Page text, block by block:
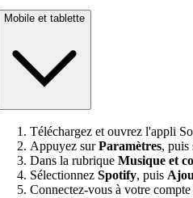
Mobile et tablette
Téléchargez et ouvrez l'appli
Appuyez surParamètres, puis
Dans la rubrique Musique et
Sélectionnez Spotify, puis
Connectez-vous à votre